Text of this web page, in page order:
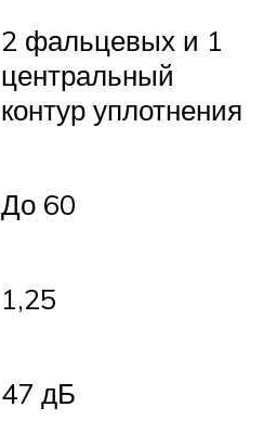
2 фальцевых и 1
центральный
контур уплотнения
До 60
1,25
47 дБ